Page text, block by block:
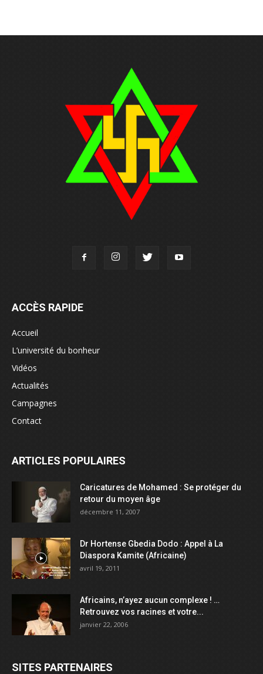
ACCÈS RAPIDE
Accueil
L’université du bonheur
Vidéos
Actualités
Campagnes
Contact
ARTICLES POPULAIRES
Caricatures de Mohamed : Se protéger du
retour du moyen âge
décembre 11, 2007
Dr Hortense Gbedia Dodo : Appel à La
Diaspora Kamite (Africaine)
avril 19, 2011
Africains, n’ayez aucun complexe ! …
Retrouvez vos racines et votre...
janvier 22, 2006
SITES PARTENAIRES